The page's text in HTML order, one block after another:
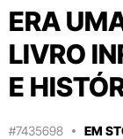
ERA
LIVRO
E
#7435698 EM